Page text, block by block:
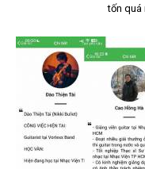
tốn quá